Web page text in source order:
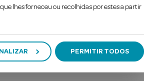
lhes forneceu ou recolhidas por estes a partir
PERMITIR TODOS